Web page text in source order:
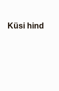
Küsi hind